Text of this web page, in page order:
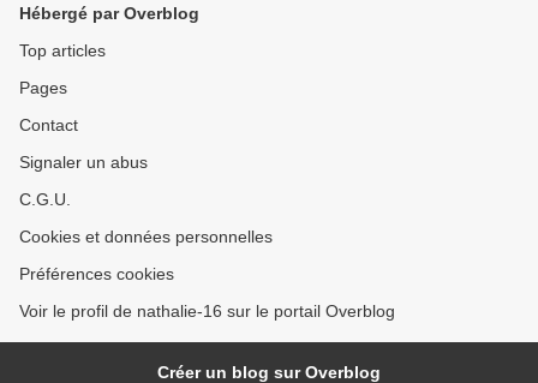
Hébergé par Overblog
Top articles
Pages
Contact
Signaler un abus
C.G.U.
Cookies et données personnelles
Préférences cookies
Voir le profil de nathalie-16 sur le portail Overblog
Créer un blog sur Overblog